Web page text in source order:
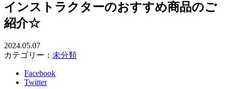
インストラクターのおすすめ商品のご
紹介☆
2024.05.07
カテゴリー： 未分類
Facebook
Twitter